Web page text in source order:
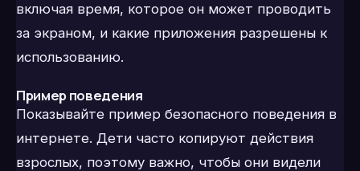
включая время, которое он может проводить
за экраном, и какие приложения разрешены к
использованию.
Пример поведения
Показывайте пример безопасного поведения в
интернете. Дети часто копируют действия
взрослых, поэтому важно, чтобы они видели